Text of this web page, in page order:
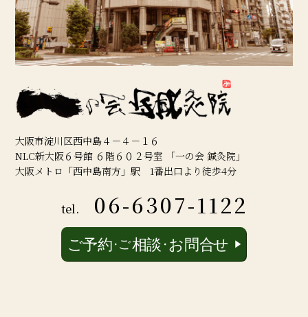
大阪市淀川区西中島４－４－１６
NLC新大阪６号館 ６階６０２号室 「一の会 鍼灸院」
大阪メトロ「西中島南方」駅 1番出口より徒歩4分
tel. 06-6307-1122